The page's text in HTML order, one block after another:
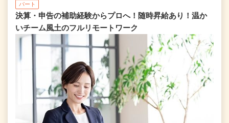
パート
決算・申告の補助経験からプロへ！随時昇給あり！温か
いチーム⾵⼟のフルリモートワーク